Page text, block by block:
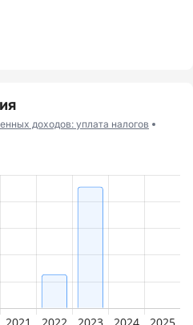
доходов: уплата налогов